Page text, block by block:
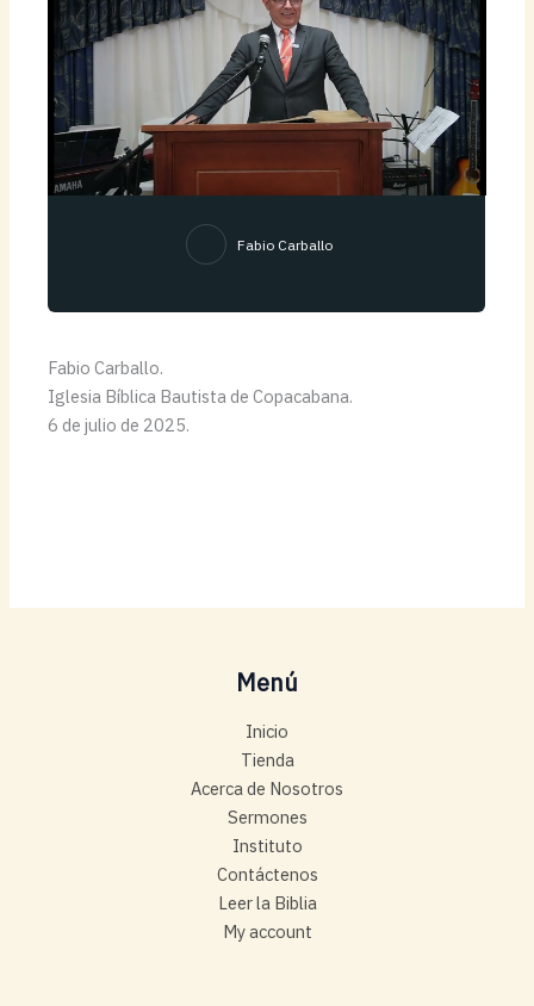
Fabio Carballo
Fabio Carballo.
Iglesia Bíblica Bautista de Copacabana.
6 de julio de 2025.
Menú
Inicio
Tienda
Acerca de Nosotros
Sermones
Instituto
Contáctenos
Leer la Biblia
My account